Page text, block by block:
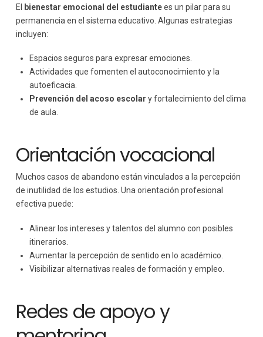
El bienestar emocional del estudiantees un pilar para su
permanencia en el sistema educativo. Algunas estrategias
incluyen:
Espacios seguros para expresar emociones.
Actividades que fomenten el autoconocimiento y la
autoeficacia.
Prevención del acoso escolary fortalecimiento del clima
de aula.
Orientación vocacional
Muchos casos de abandono están vinculados a la percepción
de inutilidad de los estudios. Una orientación profesional
efectiva puede:
Alinear los intereses y talentos del alumno con posibles
itinerarios.
Aumentar la percepción de sentido en lo académico.
Visibilizar alternativas reales de formación y empleo.
Redes de apoyo y